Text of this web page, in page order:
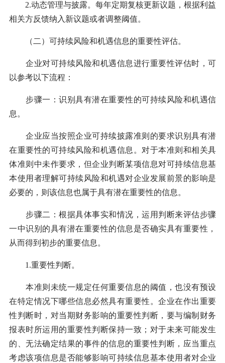
2.动态管理与披露。每年定期复核更新议题，根据利益
相关方反馈纳入新议题或者调整阈值。
（二）可持续风险和机遇信息的重要性评估。
企业对可持续风险和机遇信息进行重要性评估时，可
以参考以下流程：
步骤一：识别具有潜在重要性的可持续风险和机遇信
息。
企业应当按照企业可持续披露准则的要求识别具有潜
在重要性的可持续风险和机遇信息。对于本准则和相关具
体准则中未作要求，但企业判断某项信息对可持续信息基
本使用者理解可持续风险和机遇对企业发展前景的影响是
必要的，则该信息也属于具有潜在重要性的信息。
步骤二：根据具体事实和情况，运用判断来评估步骤
一中识别的具有潜在重要性的信息是否确实具有重要性，
从而得到初步的重要信息。
1.重要性判断。
本准则未统一规定任何重要信息的阈值，也没有预设
在特定情况下哪些信息必然具有重要性。企业在作出重要
性判断时，对当期财务影响的重要性判断，要与编制财务
报表时所运用的重要性判断保持一致；对于未来可能发生
的、无法确定结果的事件的信息的重要性判断，应当重点
考虑该项信息是否能够影响可持续信息基本使用者对企业